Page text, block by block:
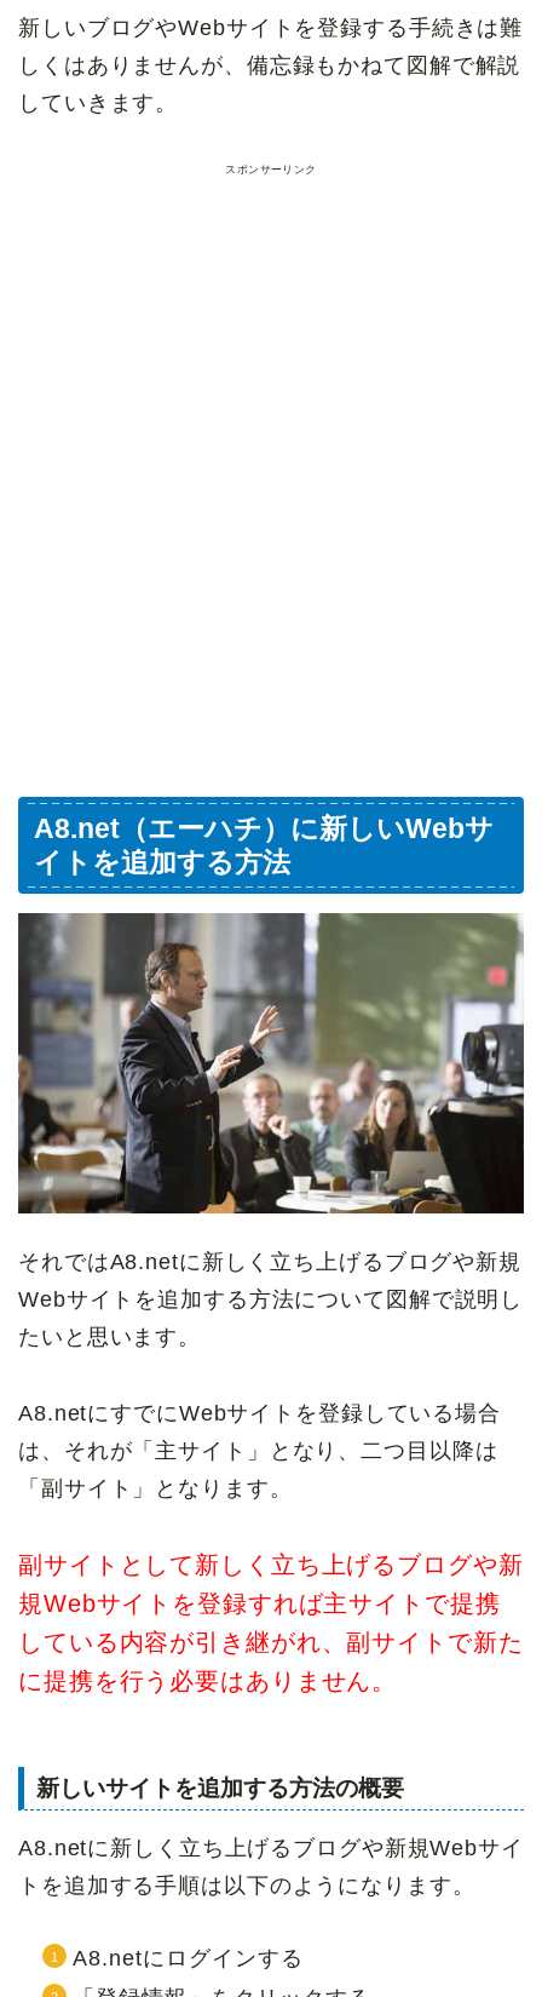
新しいブログやWebサイトを登録する手続きは難
しくはありませんが、備忘録もかねて図解で解説
していきます。
スポンサーリンク
A8.net（エーハチ）に新しいWebサ
イトを追加する方法
それではA8.netに新しく立ち上げるブログや新規
Webサイトを追加する方法について図解で説明し
たいと思います。
A8.netにすでにWebサイトを登録している場合
は、それが「主サイト」となり、二つ目以降は
「副サイト」となります。
副サイトとして新しく立ち上げるブログや新
規Webサイトを登録すれば主サイトで提携
している内容が引き継がれ、副サイトで新た
に提携を行う必要はありません。
新しいサイトを追加する方法の概要
A8.netに新しく立ち上げるブログや新規Webサイ
トを追加する手順は以下のようになります。
A8.netにログインする